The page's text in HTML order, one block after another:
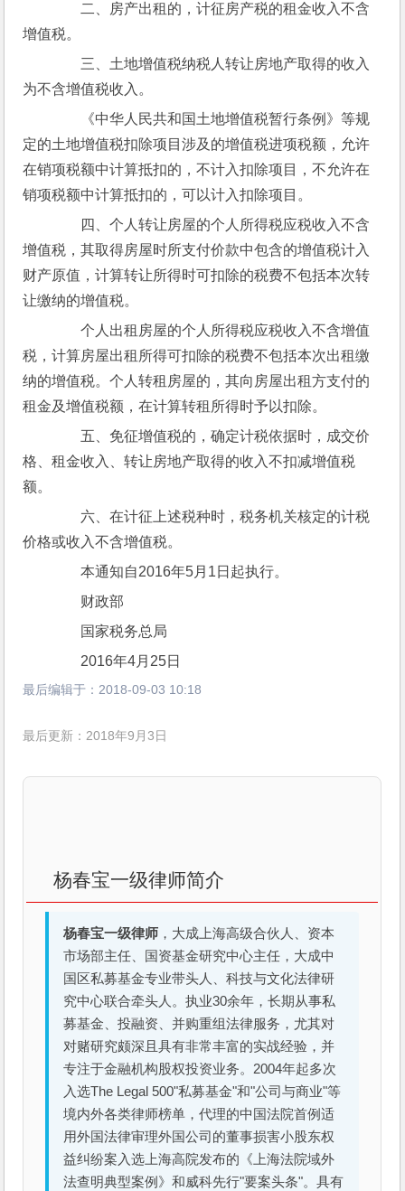
二、房产出租的，计征房产税的租金收入不含
增值税。
三、土地增值税纳税人转让房地产取得的收入
为不含增值税收入。
《中华人民共和国土地增值税暂行条例》等规
定的土地增值税扣除项目涉及的增值税进项税额，允许
在销项税额中计算抵扣的，不计入扣除项目，不允许在
销项税额中计算抵扣的，可以计入扣除项目。
四、个人转让房屋的个人所得税应税收入不含
增值税，其取得房屋时所支付价款中包含的增值税计入
财产原值，计算转让所得时可扣除的税费不包括本次转
让缴纳的增值税。
个人出租房屋的个人所得税应税收入不含增值
税，计算房屋出租所得可扣除的税费不包括本次出租缴
纳的增值税。个人转租房屋的，其向房屋出租方支付的
租金及增值税额，在计算转租所得时予以扣除。
五、免征增值税的，确定计税依据时，成交价
格、租金收入、转让房地产取得的收入不扣减增值税
额。
六、在计征上述税种时，税务机关核定的计税
价格或收入不含增值税。
本通知自2016年5月1日起执行。
财政部
国家税务总局
2016年4月25日
最后编辑于： 2018-09-03 10:18
最后更新：2018年9月3日
杨春宝一级律师简介
杨春宝一级律师 ，大成上海高级合伙人、资本
市场部主任、国资基金研究中心主任，大成中
国区私募基金专业带头人、科技与文化法律研
究中心联合牵头人。执业30余年，长期从事私
募基金、投融资、并购重组法律服务，尤其对
对赌研究颇深且具有非常丰富的实战经验，并
专注于金融机构股权投资业务。2004年起多次
入选The Legal 500"私募基金"和"公司与商业"等
境内外各类律师榜单，代理的中国法院首例适
用外国法律审理外国公司的董事损害小股东权
益纠纷案入选上海高院发布的《上海法院域外
法查明典型案例》和威科先行"要案头条"。具有